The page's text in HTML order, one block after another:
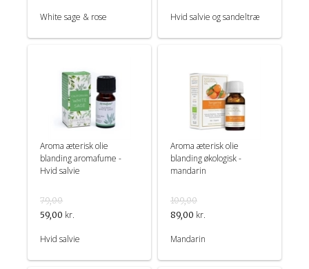
White sage & rose Hvid salvie og sandeltræ
Aroma æterisk olie
blanding aromafume -
Hvid salvie
79,00
59,00 kr.
Hvid salvie
Aroma æterisk olie
blanding økologisk -
mandarin
109,00
89,00 kr.
Mandarin